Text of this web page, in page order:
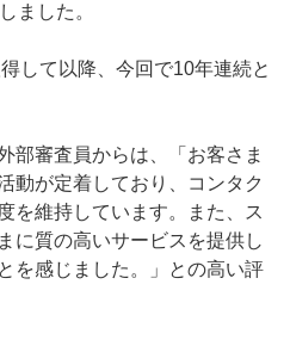
ました。
して以降、今回で10年連続と
部審査員からは、「お客さま
動が定着しており、コンタク
を維持しています。また、ス
に質の高いサービスを提供し
を感じました。」との高い評